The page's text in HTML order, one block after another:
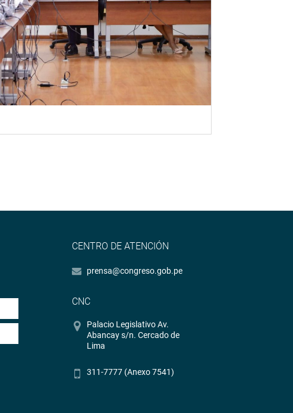
CENTRO DE ATENCIÓN
prensa@congreso.gob.pe
CNC
Palacio Legislativo Av.
Abancay s/n. Cercado de
Lima
311-7777 (Anexo 7541)